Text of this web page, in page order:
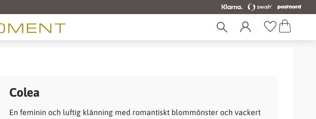
Favoriter
Kundvagn
Colea
En feminin och luftig klänning med romantiskt blommönster och vackert